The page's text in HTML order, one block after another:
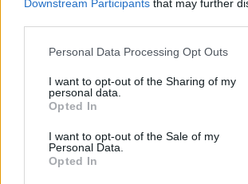
Downstream Participants that may further
Personal Data Processing Opt Outs
I want to opt-out of the Sharing of my
personal data.
Opted In
I want to opt-out of the Sale of my
Personal Data.
Opted In
populiariausios atlikėjo dainos
Eksperimentuoti ir provokuoti
V.Bareikis vakaro metu pristatė
įvaizdį, kurį vadina „sportiškai